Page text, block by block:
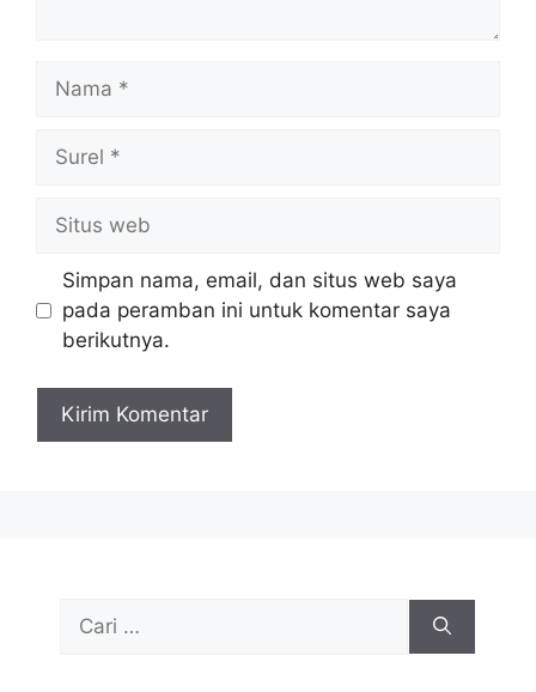
Nama
Surel
Situs
web
Simpan nama, email, dan situs web saya
pada peramban ini untuk komentar saya
berikutnya.
untuk: